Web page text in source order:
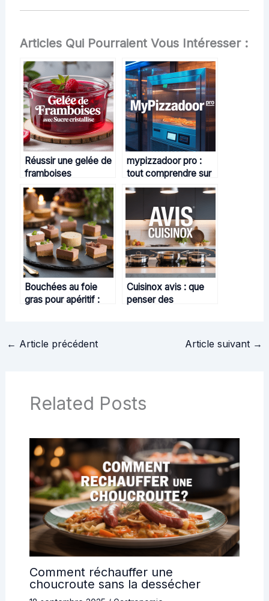
Articles Qui Pourraient Vous Intéresser :
Réussir une gelée de
framboises
gourmande avec
sucre cristallisé
mypizzadoor pro :
tout comprendre sur
la solution de
distribution de pizzas
innovante
Bouchées au foie
gras pour apéritif :
Cuisinox avis : que
penser des
← Article précédent Article suivant →
Related Posts
Comment réchauffer une
choucroute sans la dessécher